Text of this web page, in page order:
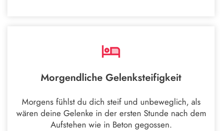
Morgendliche Gelenksteifigkeit
Morgens fühlst du dich steif und unbeweglich, als
wären deine Gelenke in der ersten Stunde nach dem
Aufstehen wie in Beton gegossen.